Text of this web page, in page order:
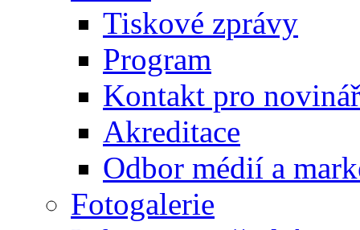
Tiskové zprávy
Program
Kontakt pro
Akreditace
Odbor médií a
Fotogalerie